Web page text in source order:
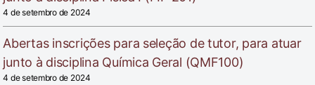
4 de setembro de 2024
Abertas inscrições para seleção de tutor, para atuar
junto à disciplina Química Geral (QMF100)
4 de setembro de 2024